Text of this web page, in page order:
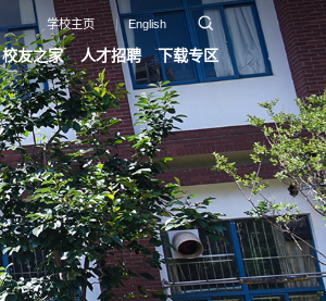
学校主页 English
校友之家 人才招聘 下载专区